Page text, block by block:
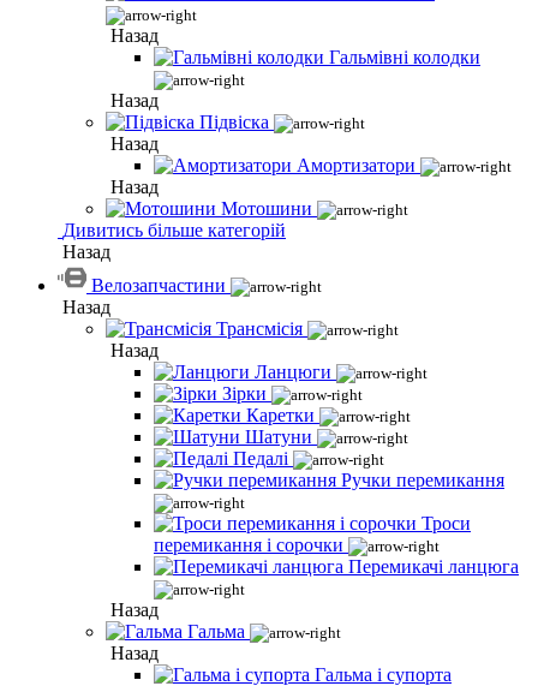
Назад
Гальмівні колодки
Назад
Підвіска
Назад
Амортизатори
Назад
Мотошини
Дивитись більше категорій
Назад
Велозапчастини
Назад
Трансмісія
Назад
Ланцюги
Зірки
Каретки
Шатуни
Педалі
Ручки перемикання
Троси
перемикання і сорочки
Перемикачі ланцюга
Назад
Гальма
Назад
Гальма і супорта